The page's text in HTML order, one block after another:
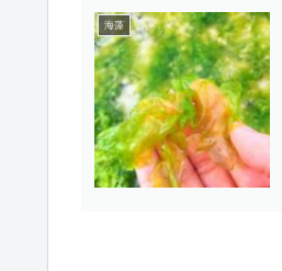
海藻